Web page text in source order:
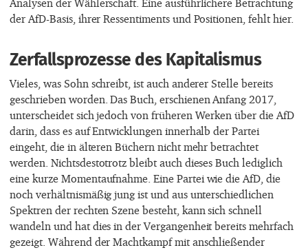
der AfD-Basis, ihrer Ressentiments und Positionen, fehlt hier.
Zerfallsprozesse des Kapitalismus
Vieles, was Sohn schreibt, ist auch anderer Stelle bereits
geschrieben worden. Das Buch, erschienen Anfang 2017,
unterscheidet sich jedoch von früheren Werken über die AfD
darin, dass es auf Entwicklungen innerhalb der Partei
eingeht, die in älteren Büchern nicht mehr betrachtet
werden. Nichtsdestotrotz bleibt auch dieses Buch lediglich
eine kurze Momentaufnahme. Eine Partei wie die AfD, die
noch verhältnismäßig jung ist und aus unterschiedlichen
Spektren der rechten Szene besteht, kann sich schnell
wandeln und hat dies in der Vergangenheit bereits mehrfach
gezeigt. Während der Machtkampf mit anschließender